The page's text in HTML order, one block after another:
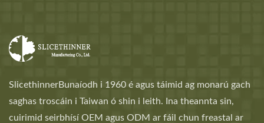
SlicethinnerBunaíodh i 1960 é agus táimid ag monarú gach
saghas troscáin i Taiwan ó shin i leith. Ina theannta sin,
cuirimid seirbhísí OEM agus ODM ar fáil chun freastal ar